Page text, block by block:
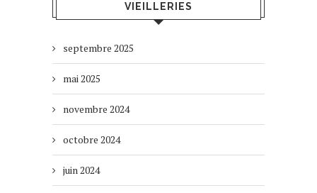
VIEILLERIES
septembre 2025
mai 2025
novembre 2024
octobre 2024
juin 2024